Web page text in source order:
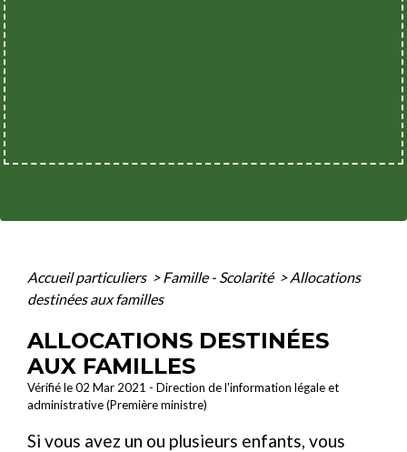
Accueil particuliers > Famille - Scolarité > Allocations
destinées aux familles
ALLOCATIONS DESTINÉES
AUX FAMILLES
Vérifié le 02 Mar 2021 - Direction de l'information légale et
administrative (Première ministre)
Si vous avez un ou plusieurs enfants, vous